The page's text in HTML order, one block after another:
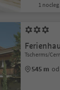
1
Tscherms/
545 m